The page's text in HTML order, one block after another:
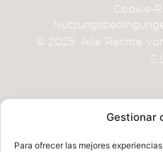
Gestionar
Para ofrecer las mejores
Cookie-
© 2025. Alle Rechte
S.L.